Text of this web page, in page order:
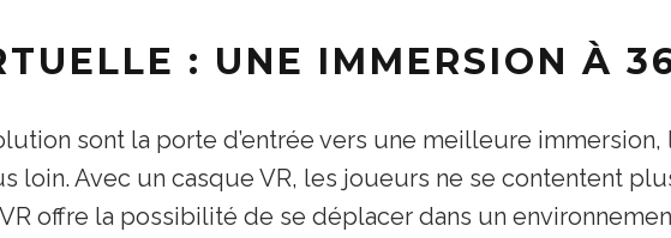
: UNE IMMERSION À
sont la porte d’entrée vers une meilleure
loin. Avec un casque VR, les joueurs ne se contentent
offre la possibilité de se déplacer dans un